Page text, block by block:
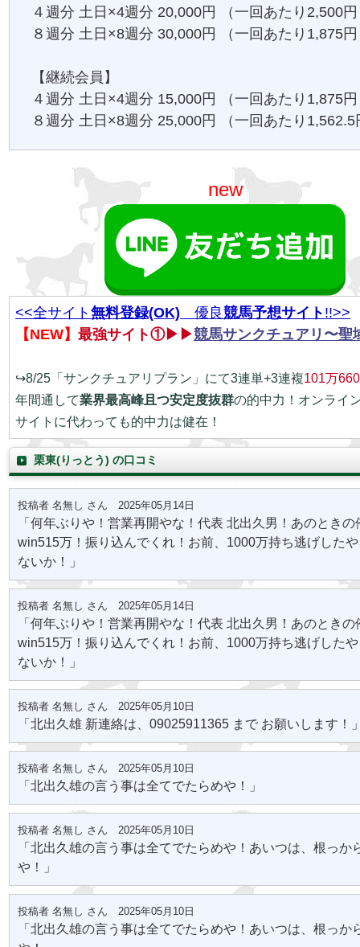
４週分 土日×4週分 20,000円 （一回あたり2,500
８週分 土日×8週分 30,000円 （一回あたり1,875
【継続会員】
４週分 土日×4週分 15,000円 （一回あたり1,875
８週分 土日×8週分 25,000円 （一回あたり1,562.5
new
<<全サイト無料登録(OK) 優良競馬予想サイト !!>>
【NEW】最強サイト①▶▶競馬サンクチュアリ〜聖
↪8/25「サンクチュアリプラン」にて3連単+3連複101万
年間通して業界最高峰且つ安定度抜群の的中力！オンライ
サイトに代わっても的中力は健在！
栗東(りっとう) の口コミ
投稿者 名無し さん 2025年05月14日
「何年ぶりや！営業再開やな！代表 北出久男！あのときの
win515万！振り込んでくれ！お前、1000万持ち逃げした
ないか！」
投稿者 名無し さん 2025年05月14日
「何年ぶりや！営業再開やな！代表 北出久男！あのときの
win515万！振り込んでくれ！お前、1000万持ち逃げした
ないか！」
投稿者 名無し さん 2025年05月10日
「北出久雄 新連絡は、09025911365 まで お願いします！
投稿者 名無し さん 2025年05月10日
「北出久雄の言う事は全てでたらめや！」
投稿者 名無し さん 2025年05月10日
「北出久雄の言う事は全てでたらめや！あいつは、根っか
や！」
投稿者 名無し さん 2025年05月10日
「北出久雄の言う事は全てでたらめや！あいつは、根っか